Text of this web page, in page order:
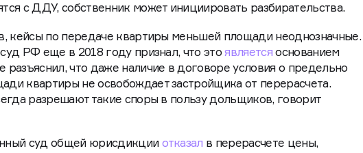
с ДДУ, собственник может инициировать разбирательства.
кейсы по передаче квартиры меньшей площади неоднозначные.
РФ еще в 2018 году признал, что этоявляется основанием
что даже наличие в договоре условия о предельно
квартиры не освобождает застройщика от перерасчета.
разрешают такие споры в пользу дольщиков, говорит
суд общей юрисдикции отказал в перерасчете цены,